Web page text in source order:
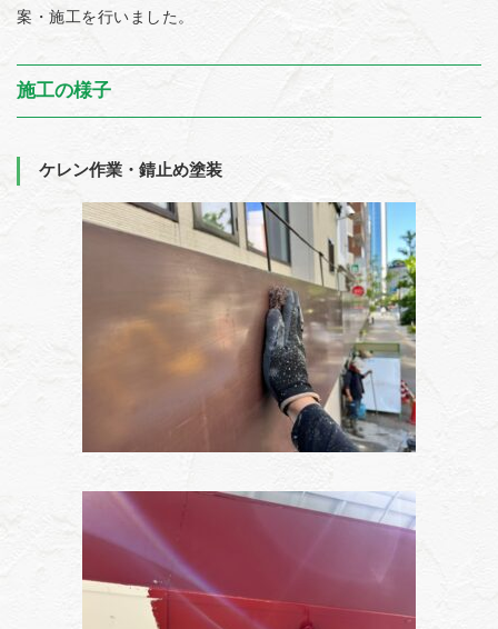
案・施工を行いました。
施工の様子
ケレン作業・錆止め塗装